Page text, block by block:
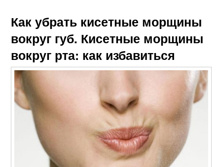
Как убрать кисетные морщины
вокруг губ. Кисетные морщины
вокруг рта: как избавиться